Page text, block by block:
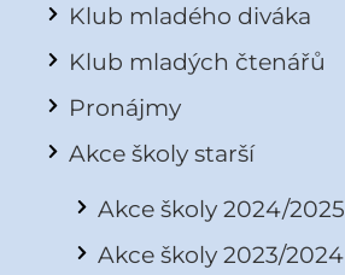
Klub mladého diváka
Klub mladých čtenářů
Pronájmy
Akce školy starší
Akce školy 2024/2025
Akce školy 2023/2024